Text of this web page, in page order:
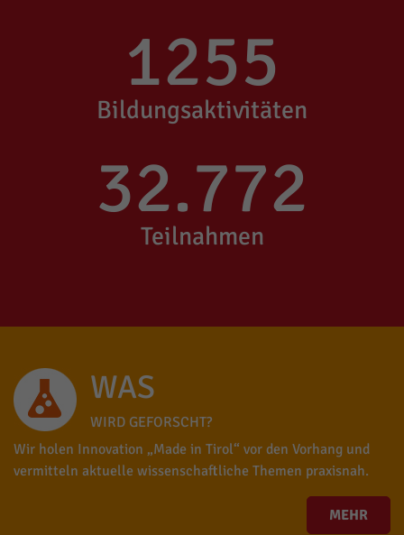
1255
Bildungsaktivitäten
33.047
Teilnahmen
WAS
WIRD GEFORSCHT?
Wir holen Innovation „Made in Tirol“ vor den Vorhang und
vermitteln aktuelle wissenschaftliche Themen praxisnah.
MEHR